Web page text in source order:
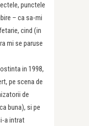
punctele
– ca sa-mi
cind (in
mi se paruse
in 1998,
pe scena de
de
buna), si pe
a intrat